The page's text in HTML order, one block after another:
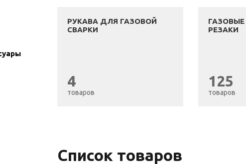
РУКАВА ДЛЯ ГАЗОВОЙ
СВАРКИ
4
товаров
РЕЗАКИ
125
товаров
Список товаров